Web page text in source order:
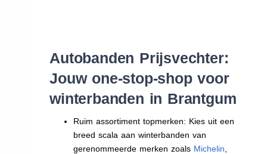
Autobanden Prijsvechter:
Jouw one-stop-shop voor
winterbanden in Brantgum
Ruim assortiment topmerken: Kies uit een
breed scala aan winterbanden van
gerenommeerde merken zoals Michelin